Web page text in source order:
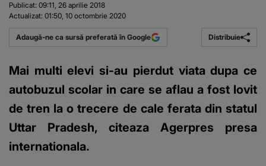
Publicat: 09:11, 26 aprilie 2018
Actualizat: 01:50, 10 octombrie 2020
Adaugă-ne ca sursă preferată în Google Distribuie
Mai multi elevi si-au pierdut viata dupa ce
autobuzul scolar in care se aflau a fost lovit
de tren la o trecere de cale ferata din statul
Uttar Pradesh, citeaza Agerpres presa
internationala.